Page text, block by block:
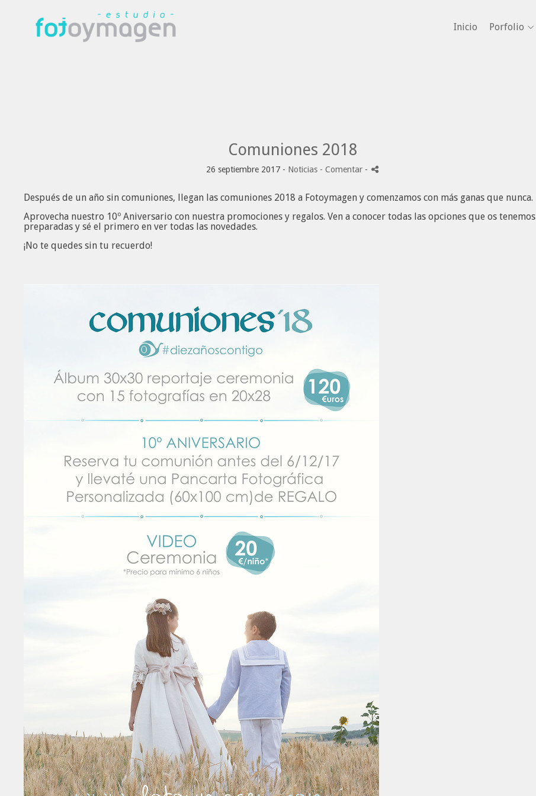
Inicio Porfolio
Comuniones 2018
26 septiembre 2017 - Noticias - Comentar -
Después de un año sin comuniones, llegan las comuniones 2018 a Fotoymagen y comenzamos con más ganas que nunca.
Aprovecha nuestro 10º Aniversario con nuestra promociones y regalos. Ven a conocer todas las opciones que os tenemos
preparadas y sé el primero en ver todas las novedades.
¡No te quedes sin tu recuerdo!